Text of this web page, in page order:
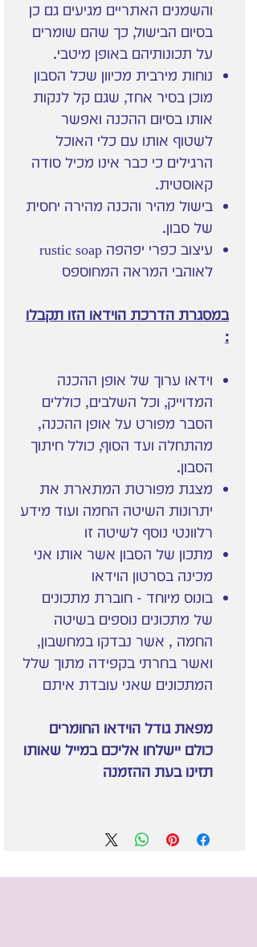
והשמנים האתריים מגיעים גם כן
בסיום הבישול, כך שהם שומרים
על תכונותיהם באופן מיטבי.
נוחות מירבית מכיוון שכל הסבון
מוכן בסיר אחד, שגם קל לנקות
אותו בסיום ההכנה ואפשר
לשטוף אותו עם כלי האוכל
הרגילים כי כבר אינו מכיל סודה
קאוסטית.
בישול מהיר והכנה מהירה יחסית
של סבון.
עיצוב כפרי יפהפה rustic soap
לאוהבי המראה המחוספס
במסגרת הדרכת הוידאו הזו תקבלו
:
וידאו ערוך של אופן ההכנה
המדוייק, וכל השלבים, כוללים
הסבר מפורט על אופן ההכנה,
מהתחלה ועד הסוף, כולל חיתוך
הסבון.
מצגת מפורטת המתארת את
יתרונות השיטה החמה ועוד מידע
רלוונטי נוסף לשיטה זו
מתכון של הסבון אשר אותו אני
מכינה בסרטון הוידאו
בונוס מיוחד - חוברת מתכונים
של מתכונים נוספים בשיטה
החמה , אשר נבדקו במחשבון,
ואשר בחרתי בקפידה מתוך שלל
המתכונים שאני עובדת איתם
מפאת גודל הוידאו החומרים
כולם יישלחו אליכם במייל שאותו
תזינו בעת ההזמנה